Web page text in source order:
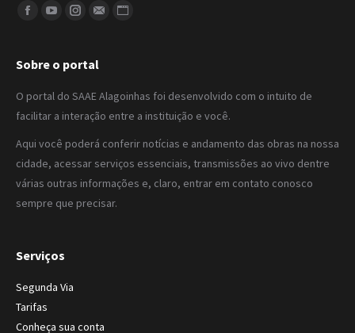
Encontre-nos em:
Facebook
YouTubeInstagramWebsite
Sobre o portal
O portal do SAAE Alagoinhas foi desenvolvido com o intuito de
facilitar a interação entre a instituição e você.
Aqui você poderá conferir notícias e andamento das obras na nossa
cidade, acessar serviços essenciais, transmissões ao vivo dentre
várias outras informações e, claro, entrar em contato conosco
sempre que precisar.
Serviços
Segunda Via
Tarifas
Conheça sua conta